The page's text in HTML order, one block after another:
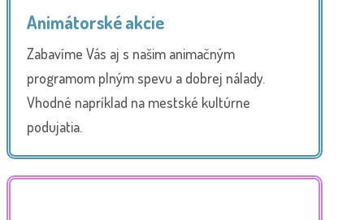
Animátorské akcie
Zabavíme Vás aj s našim animačným
programom plným spevu a dobrej nálady.
Vhodné napríklad na mestské kultúrne
podujatia.